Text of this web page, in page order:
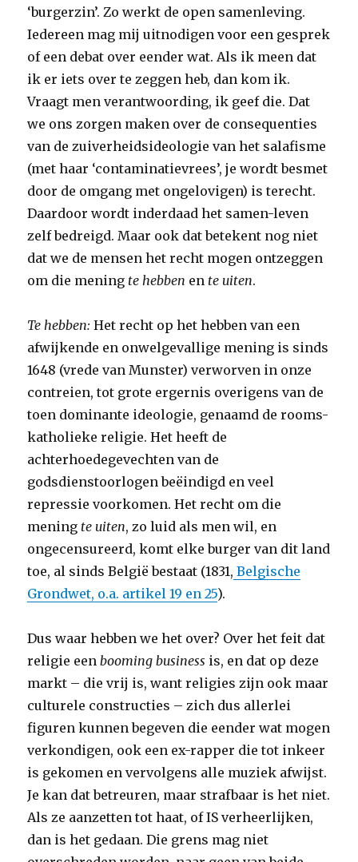
‘burgerzin’. Zo werkt de open samenleving.
Iedereen mag mij uitnodigen voor een gesprek
of een debat over eender wat. Als ik meen dat
ik er iets over te zeggen heb, dan kom ik.
Vraagt men verantwoording, ik geef die. Dat
we ons zorgen maken over de consequenties
van de zuiverheidsideologie van het salafisme
(met haar ‘contaminatievrees’, je wordt besmet
door de omgang met ongelovigen) is terecht.
Daardoor wordt inderdaad het samen-leven
zelf bedreigd. Maar ook dat betekent nog niet
dat we de mensen het recht mogen ontzeggen
om die mening te hebben en te uiten.
Te hebben: Het recht op het hebben van een
afwijkende en onwelgevallige mening is sinds
1648 (vrede van Munster) verworven in onze
contreien, tot grote ergernis overigens van de
toen dominante ideologie, genaamd de rooms-
katholieke religie. Het heeft de
achterhoedegevechten van de
godsdienstoorlogen beëindigd en veel
repressie voorkomen. Het recht om die
mening te uiten, zo luid als men wil, en
ongecensureerd, komt elke burger van dit land
toe, al sinds België bestaat (1831, Belgische
Grondwet, o.a. artikel 19 en 25).
Dus waar hebben we het over? Over het feit dat
religie eenbooming business is, en dat op deze
markt – die vrij is, want religies zijn ook maar
culturele constructies – zich dus allerlei
figuren kunnen begeven die eender wat mogen
verkondigen, ook een ex-rapper die tot inkeer
is gekomen en vervolgens alle muziek afwijst.
Je kan dat betreuren, maar strafbaar is het niet.
Als ze aanzetten tot haat, of IS verheerlijken,
dan is het gedaan. Die grens mag niet